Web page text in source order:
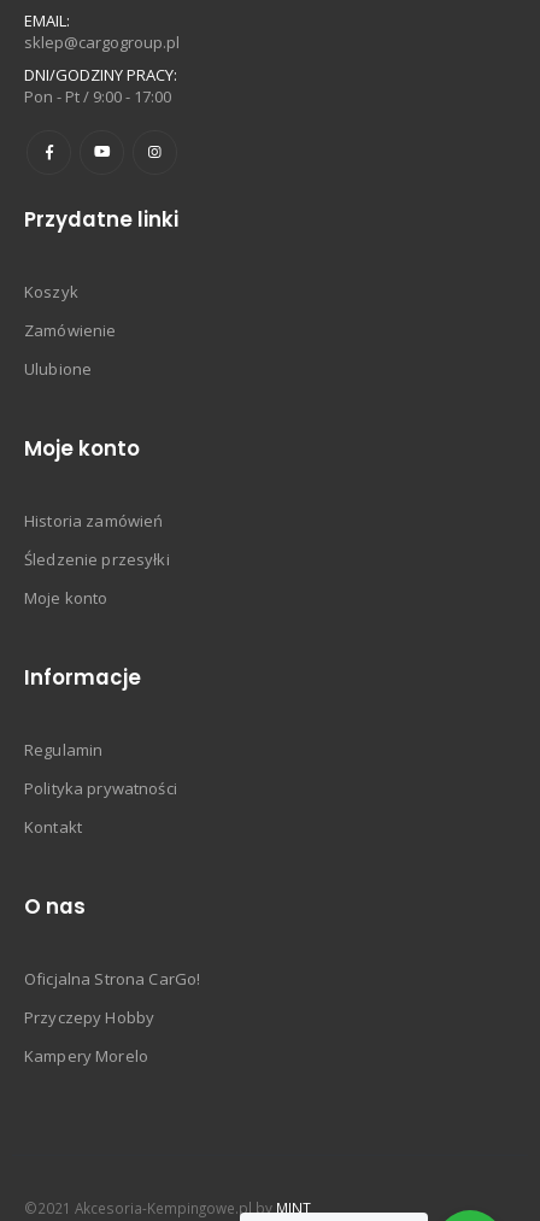
EMAIL:
sklep@cargogroup.pl
DNI/GODZINY PRACY:
Pon - Pt / 9:00 - 17:00
Przydatne linki
Koszyk
Zamówienie
Ulubione
Moje konto
Historia zamówień
Śledzenie przesyłki
Moje konto
Informacje
Regulamin
Polityka prywatności
Kontakt
O nas
Oficjalna Strona CarGo!
Przyczepy Hobby
Kampery Morelo
©2021 Akcesoria-Kempingowe.pl by MINT